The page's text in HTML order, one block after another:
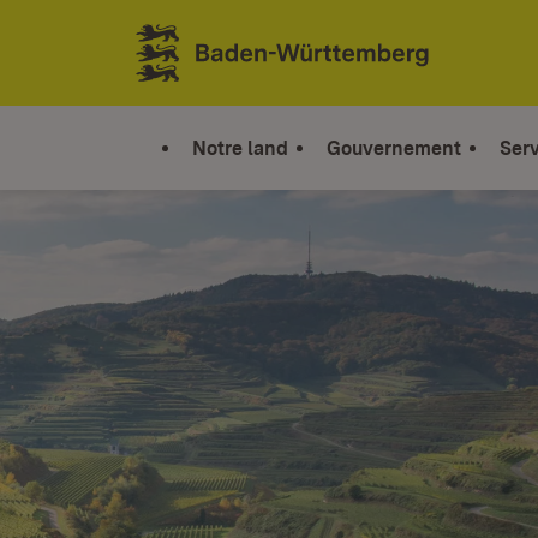
Sauter au contenu
Link zur Startseite
Notre land Gouvernement